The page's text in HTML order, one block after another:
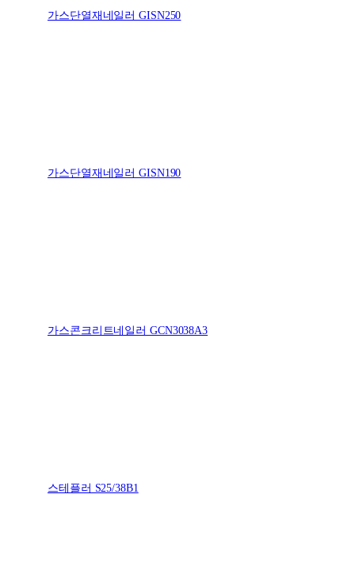
가스단열재네일러 GISN250
가스단열재네일러 GISN190
가스콘크리트네일러 GCN3038A3
스테플러 S25/38B1